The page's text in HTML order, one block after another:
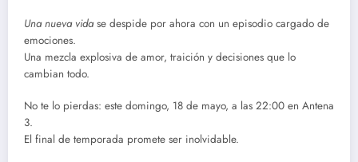
Una nueva vidase despide por ahora con un episodio cargado de
emociones.
Una mezcla explosiva de amor, traición y decisiones que lo
cambian todo.
No te lo pierdas: este domingo, 18 de mayo, a las 22:00 en Antena
3.
El final de temporada promete ser inolvidable.